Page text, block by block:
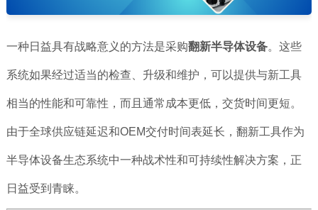
一种日益具有战略意义的方法是采购翻新半导体设备。这些
系统如果经过适当的检查、升级和维护，可以提供与新工具
相当的性能和可靠性，而且通常成本更低，交货时间更短。
由于全球供应链延迟和OEM交付时间表延长，翻新工具作为
半导体设备生态系统中一种战术性和可持续性解决方案，正
日益受到青睐。